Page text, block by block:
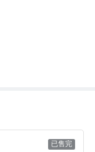
已售完